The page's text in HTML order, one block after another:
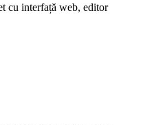
cu interfață web, editor